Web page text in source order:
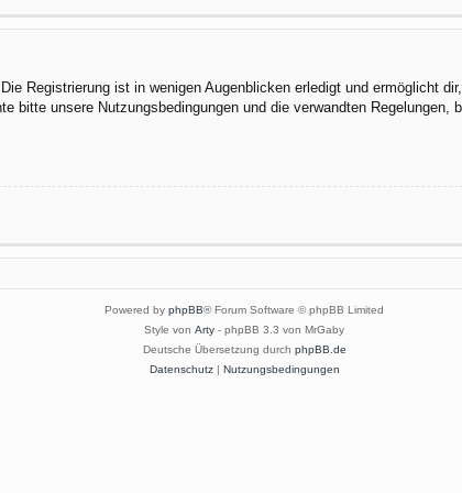
Registrierung ist in wenigen Augenblicken erledigt und ermöglicht
bitte unsere Nutzungsbedingungen und die verwandten
Powered by phpBB® Forum Software © phpBB Limited
Style von Arty - phpBB 3.3 von MrGaby
Deutsche Übersetzung durch phpBB.de
Datenschutz| Nutzungsbedingungen